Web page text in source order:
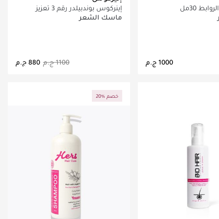
30مل
⁦1000⁩ ج.م
إينركوس بوندبيلدر رقم 3 تعزيز
الروابط للشعر 250 مل
ماسك الشعر
20% خصم